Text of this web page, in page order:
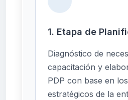
1. Etapa de
Diagnóstico de
capacitación y
PDP con base en
estratégicos de la